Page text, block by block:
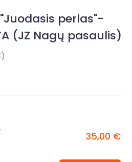
perlas"-
(JZ Nagų pasaulis)
35,00 €